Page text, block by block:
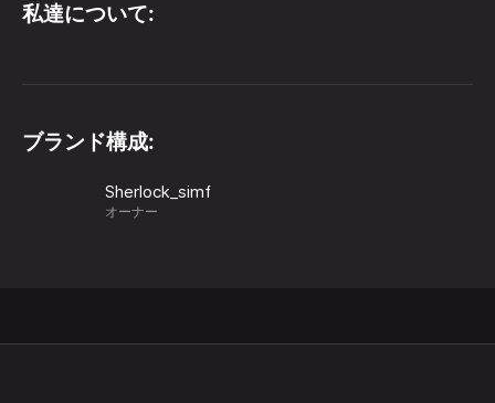
私達について:
ブランド構成:
Sherlock_simf
オーナー